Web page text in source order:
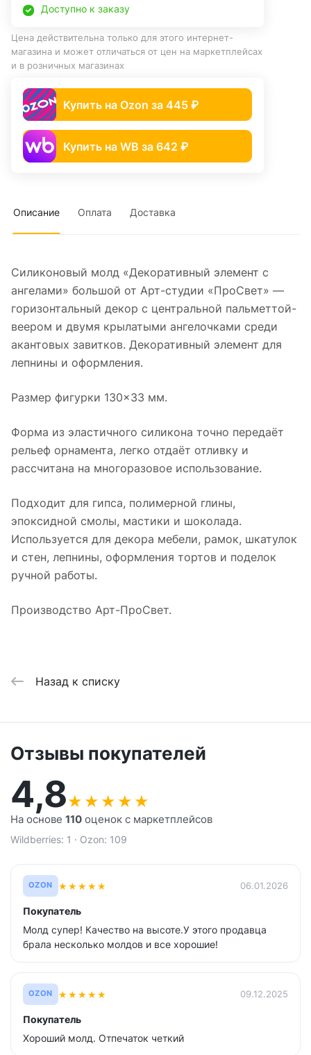
Доступно к заказу
Цена действительна только для этого интернет-
магазина и может отличаться от цен на маркетплейсах
и в розничных магазинах
Купить на Ozon за 445 ₽
Купить на WB за 642 ₽
Описание Оплата Доставка
Силиконовый молд «Декоративный элемент с
ангелами» большой от Арт-студии «ПроСвет» —
горизонтальный декор с центральной пальметтой-
веером и двумя крылатыми ангелочками среди
акантовых завитков. Декоративный элемент для
лепнины и оформления.
Размер фигурки 130×33 мм.
Форма из эластичного силикона точно передаёт
рельеф орнамента, легко отдаёт отливку и
рассчитана на многоразовое использование.
Подходит для гипса, полимерной глины,
эпоксидной смолы, мастики и шоколада.
Используется для декора мебели, рамок, шкатулок
и стен, лепнины, оформления тортов и поделок
ручной работы.
Производство Арт-ПроСвет.
Назад к списку
Отзывы покупателей
4,8★ ★ ★ ★ ★
На основе 110 оценок с маркетплейсов
Wildberries: 1 · Ozon: 109
OZON ★★★★★ 06.01.2026
Покупатель
Молд супер! Качество на высоте.У этого продавца
брала несколько молдов и все хорошие!
OZON ★★★★★ 09.12.2025
Покупатель
Хороший молд. Отпечаток четкий